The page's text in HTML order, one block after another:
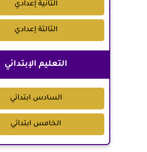
الثانية إعدادي
الثالثة إعدادي
التعليم الإبتدائي
السادس ابتدائي
الخامس ابتدائي